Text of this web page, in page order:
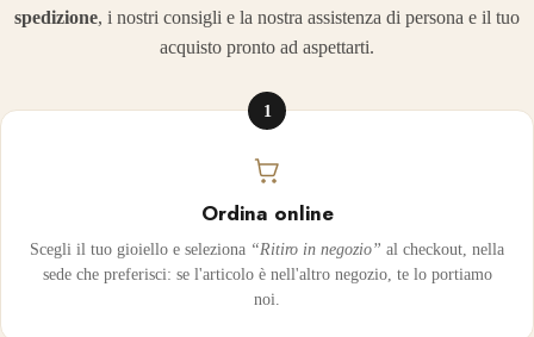
spedizione, i nostri consigli e la nostra assistenza di persona e il tuo
acquisto pronto ad aspettarti.
1
Ordina online
Scegli il tuo gioiello e seleziona “Ritiro in negozio” al checkout, nella
sede che preferisci: se l'articolo è nell'altro negozio, te lo portiamo
noi.